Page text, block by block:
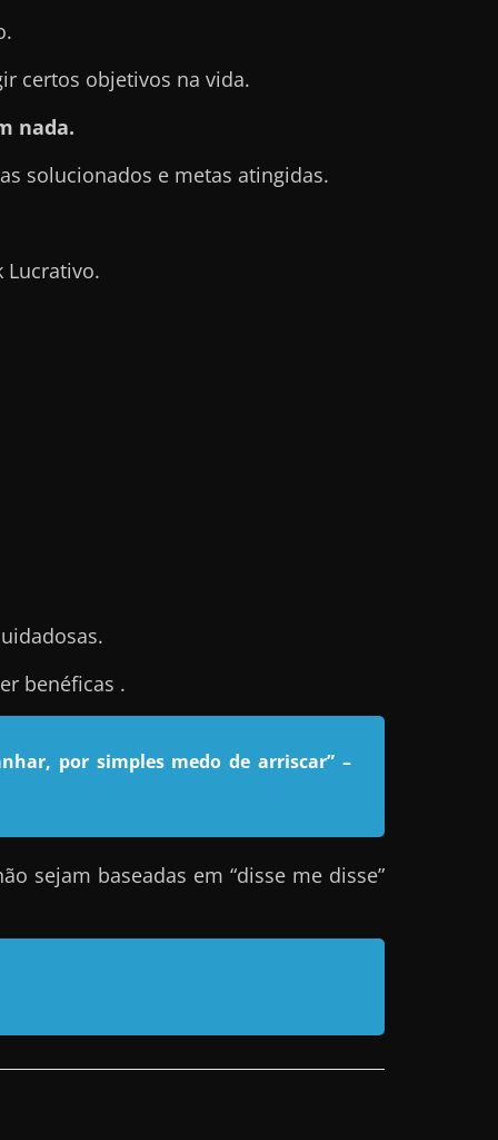
certos objetivos na vida.
nada.
solucionados e metas atingidas.
benéficas .
por simples medo de arriscar” –
sejam baseadas em “disse me disse”